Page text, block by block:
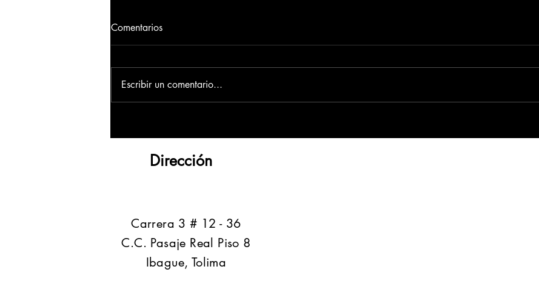
Comentarios
Escribir un comentario...
Dirección
​Carrera 3 # 12 - 36
C.C. Pasaje Real Piso 8
Ibague, Tolima